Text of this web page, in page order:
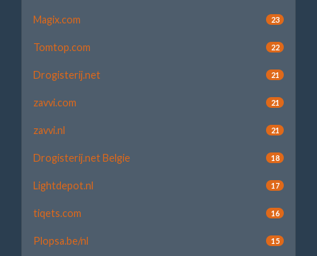
Magix.com 23
Tomtop.com 22
Drogisterij.net 21
zavvi.com 21
zavvi.nl 21
Drogisterij.net Belgie 18
Lightdepot.nl 17
tiqets.com 16
Plopsa.be/nl 15